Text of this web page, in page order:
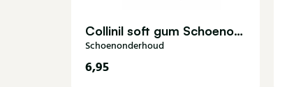
Collinil soft gum Schoenonderhoud
Schoenonderhoud
6,95